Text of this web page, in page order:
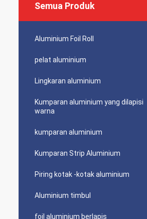
Semua Produk
Aluminium Foil Roll
pelat aluminium
Lingkaran aluminium
Kumparan aluminium yang dilapisi
warna
kumparan aluminium
Kumparan Strip Aluminium
Piring kotak -kotak aluminium
Aluminium timbul
foil aluminium berlapis